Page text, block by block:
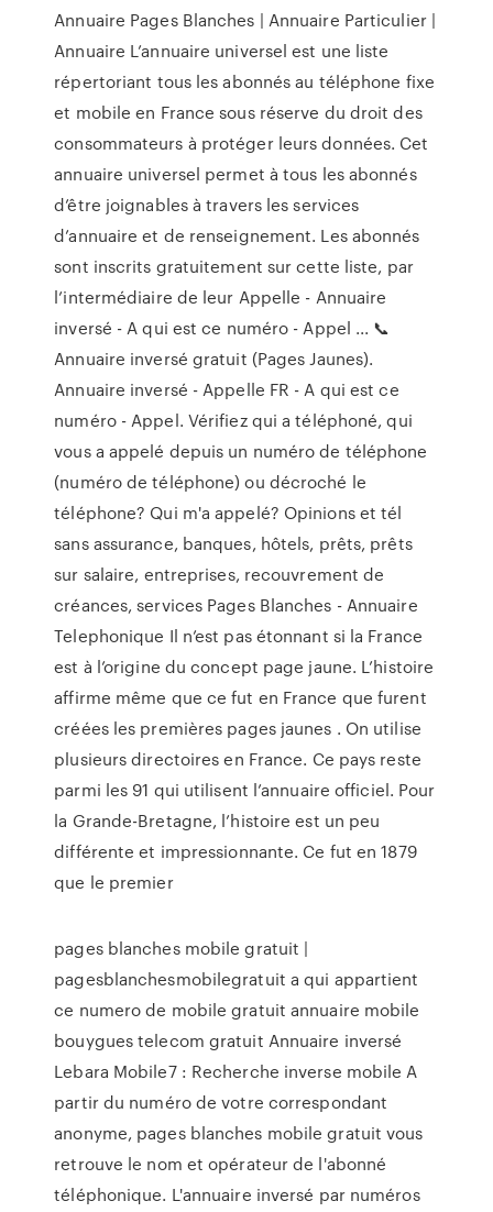
Annuaire Pages Blanches | Annuaire Particulier |
Annuaire L’annuaire universel est une liste
répertoriant tous les abonnés au téléphone fixe
et mobile en France sous réserve du droit des
consommateurs à protéger leurs données. Cet
annuaire universel permet à tous les abonnés
d’être joignables à travers les services
d’annuaire et de renseignement. Les abonnés
sont inscrits gratuitement sur cette liste, par
l’intermédiaire de leur Appelle - Annuaire
inversé - A qui est ce numéro - Appel ... 📞
Annuaire inversé gratuit (Pages Jaunes).
Annuaire inversé - Appelle FR - A qui est ce
numéro - Appel. Vérifiez qui a téléphoné, qui
vous a appelé depuis un numéro de téléphone
(numéro de téléphone) ou décroché le
téléphone? Qui m'a appelé? Opinions et tél
sans assurance, banques, hôtels, prêts, prêts
sur salaire, entreprises, recouvrement de
créances, services Pages Blanches - Annuaire
Telephonique Il n’est pas étonnant si la France
est à l’origine du concept page jaune. L’histoire
affirme même que ce fut en France que furent
créées les premières pages jaunes . On utilise
plusieurs directoires en France. Ce pays reste
parmi les 91 qui utilisent l’annuaire officiel. Pour
la Grande-Bretagne, l’histoire est un peu
différente et impressionnante. Ce fut en 1879
que le premier
pages blanches mobile gratuit |
pagesblanchesmobilegratuit a qui appartient
ce numero de mobile gratuit annuaire mobile
bouygues telecom gratuit Annuaire inversé
Lebara Mobile7 : Recherche inverse mobile A
partir du numéro de votre correspondant
anonyme, pages blanches mobile gratuit vous
retrouve le nom et opérateur de l'abonné
téléphonique. L'annuaire inversé par numéros